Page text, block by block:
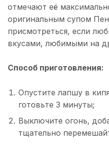
отмечают её
оригинальным супом
присмотреться, если
вкусами, любимыми на
Способ приготовления:
Опустите лапшу в
готовьте 3 минуты;
Выключите огонь,
тщательно